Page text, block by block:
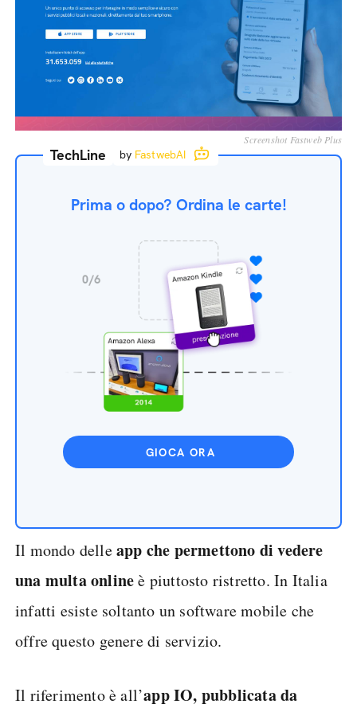
Screenshot Fastweb Plus
TechLine by FastwebAI
Prima o dopo? Ordina le carte!
GIOCA ORA
Il mondo delleapp che permettono di vedere
una multa onlineè piuttosto ristretto. In Italia
infatti esiste soltanto un software mobile che
offre questo genere di servizio.
Il riferimento è all’app IO, pubblicata da